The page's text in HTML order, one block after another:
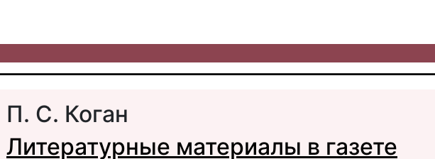
П. С. Коган
Литературные материалы в газете